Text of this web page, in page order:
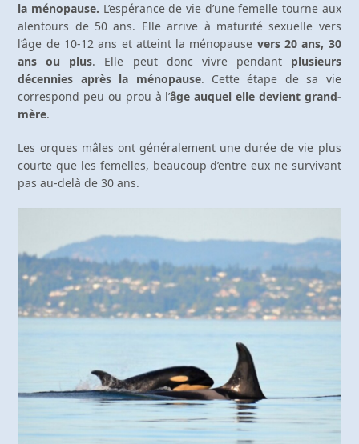
la ménopause. L’espérance de vie d’une femelle tourne aux
alentours de 50 ans. Elle arrive à maturité sexuelle vers
l’âge de 10-12 ans et atteint la ménopause vers 20 ans, 30
ans ou plus. Elle peut donc vivre pendant plusieurs
décennies après la ménopause. Cette étape de sa vie
correspond peu ou prou à l’âge auquel elle devient grand-
mère.
Les orques mâles ont généralement une durée de vie plus
courte que les femelles, beaucoup d’entre eux ne survivant
pas au-delà de 30 ans.